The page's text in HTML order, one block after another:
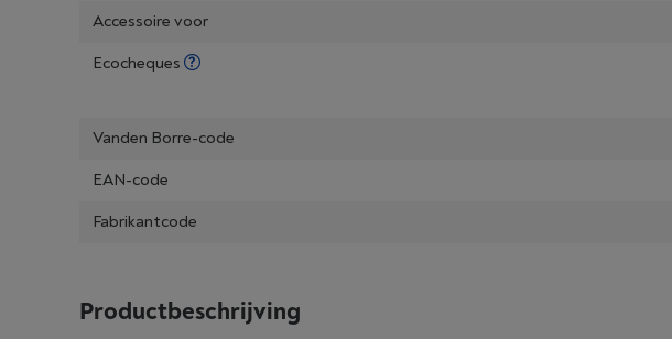
Accessoire voor
Ecocheques
Vanden Borre-code
EAN-code
Fabrikantcode
Productbeschrijving